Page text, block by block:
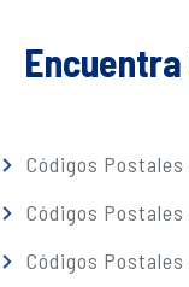
Códigos
Códigos
Códigos